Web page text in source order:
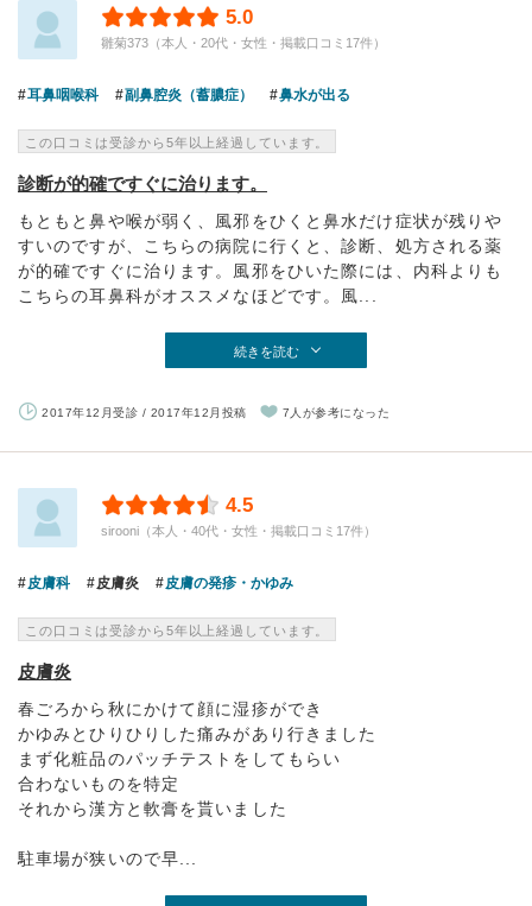
5.0
雛菊373（本人・20代・女性・掲載口コミ17件）
耳鼻咽喉科 副鼻腔炎（蓄膿症） 鼻水が出る
この口コミは受診から5年以上経過しています。
診断が的確ですぐに治ります。
もともと鼻や喉が弱く、風邪をひくと鼻水だけ症状が残りや
すいのですが、こちらの病院に行くと、診断、処方される薬
が的確ですぐに治ります。風邪をひいた際には、内科よりも
こちらの耳鼻科がオススメなほどです。風...
続きを読む
2017年12月受診 / 2017年12月投稿 7人が参考になった
4.5
sirooni（本人・40代・女性・掲載口コミ17件）
皮膚科 皮膚炎 皮膚の発疹・かゆみ
この口コミは受診から5年以上経過しています。
皮膚炎
春ごろから秋にかけて顔に湿疹ができ
かゆみとひりひりした痛みがあり行きました
まず化粧品のパッチテストをしてもらい
合わないものを特定
それから漢方と軟膏を貰いました
駐車場が狭いので早...